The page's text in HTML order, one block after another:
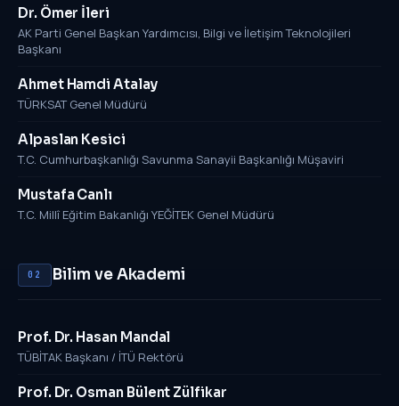
Dr. Ömer İleri
AK Parti Genel Başkan Yardımcısı, Bilgi ve İletişim Teknolojileri
Başkanı
Ahmet Hamdi Atalay
TÜRKSAT Genel Müdürü
Alpaslan Kesici
T.C. Cumhurbaşkanlığı Savunma Sanayii Başkanlığı Müşaviri
Mustafa Canlı
T.C. Millî Eğitim Bakanlığı YEĞİTEK Genel Müdürü
02 Bilim ve Akademi
Prof. Dr. Hasan Mandal
TÜBİTAK Başkanı / İTÜ Rektörü
Prof. Dr. Osman Bülent Zülfikar